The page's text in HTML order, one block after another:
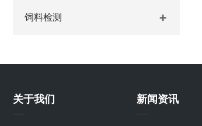
饲料检测
关于我们 新闻资讯